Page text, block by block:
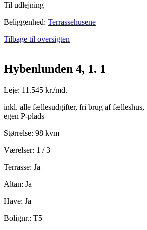
Til udlejning
Beliggenhed: Terrassehusene
Tilbage til oversigten
Hybenlunden 4, 1. 1
Leje: 11.545 kr./md.
inkl. alle fællesudgifter, fri brug af fælleshus,
egen P-plads
Størrelse: 98 kvm
Værelser: 1 / 3
Terrasse: Ja
Altan: Ja
Have: Ja
Bolignr.: T5